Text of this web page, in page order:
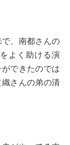
、南都さんの
よく助ける演
できたのでは
さんの弟の清